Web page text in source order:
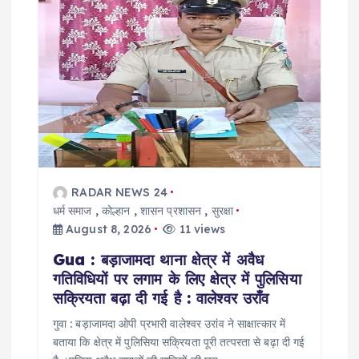
g
t
RADAR NEWS 24
धर्म समाज ,कोल्हान , शासन प्रशासन , सुरक्षा
August 8, 2026
11 views
Gua : बड़ाजामदा थाना क्षेत्र में अवैध
गतिविधियों पर लगाम के लिए क्षेत्र में पुलिसिया
सक्रियता बढ़ा दी गई है : वालेश्वर उराँव
गुवा : बड़ाजामदा ओपी प्रभारी वालेश्वर उरांव ने साक्षात्कार में
बताया कि क्षेत्र में पुलिसिया सक्रियता पूरी तत्परता से बढ़ा दी गई